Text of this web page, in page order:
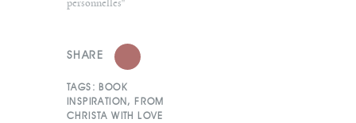
personnelles"
SHARE
TAGS: BOOK
INSPIRATION, FROM
CHRISTA WITH LOVE